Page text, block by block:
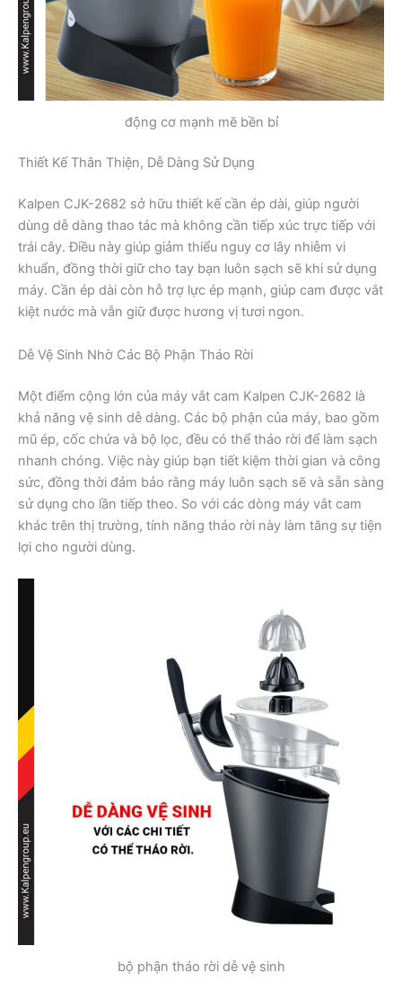
động cơ mạnh mẽ bền bỉ
Thiết Kế Thân Thiện, Dễ Dàng Sử Dụng
Kalpen CJK-2682 sở hữu thiết kế cần ép dài, giúp người
dùng dễ dàng thao tác mà không cần tiếp xúc trực tiếp với
trái cây. Điều này giúp giảm thiểu nguy cơ lây nhiễm vi
khuẩn, đồng thời giữ cho tay bạn luôn sạch sẽ khi sử dụng
máy. Cần ép dài còn hỗ trợ lực ép mạnh, giúp cam được vắt
kiệt nước mà vẫn giữ được hương vị tươi ngon.
Dễ Vệ Sinh Nhờ Các Bộ Phận Tháo Rời
Một điểm cộng lớn của máy vắt cam Kalpen CJK-2682 là
khả năng vệ sinh dễ dàng. Các bộ phận của máy, bao gồm
mũ ép, cốc chứa và bộ lọc, đều có thể tháo rời để làm sạch
nhanh chóng. Việc này giúp bạn tiết kiệm thời gian và công
sức, đồng thời đảm bảo rằng máy luôn sạch sẽ và sẵn sàng
sử dụng cho lần tiếp theo. So với các dòng máy vắt cam
khác trên thị trường, tính năng tháo rời này làm tăng sự tiện
lợi cho người dùng.
bộ phận tháo rời dễ vệ sinh